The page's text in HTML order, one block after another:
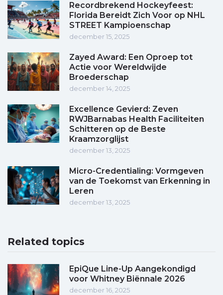
Recordbrekend Hockeyfeest:
Florida Bereidt Zich Voor op NHL
STREET Kampioenschap
december 15, 2025
Zayed Award: Een Oproep tot
Actie voor Wereldwijde
Broederschap
december 14, 2025
Excellence Gevierd: Zeven
RWJBarnabas Health Faciliteiten
Schitteren op de Beste
Kraamzorglijst
december 13, 2025
Micro-Credentialing: Vormgeven
van de Toekomst van Erkenning in
Leren
december 13, 2025
Related topics
EpiQue Line-Up Aangekondigd
voor Whitney Biënnale 2026
december 16, 2025